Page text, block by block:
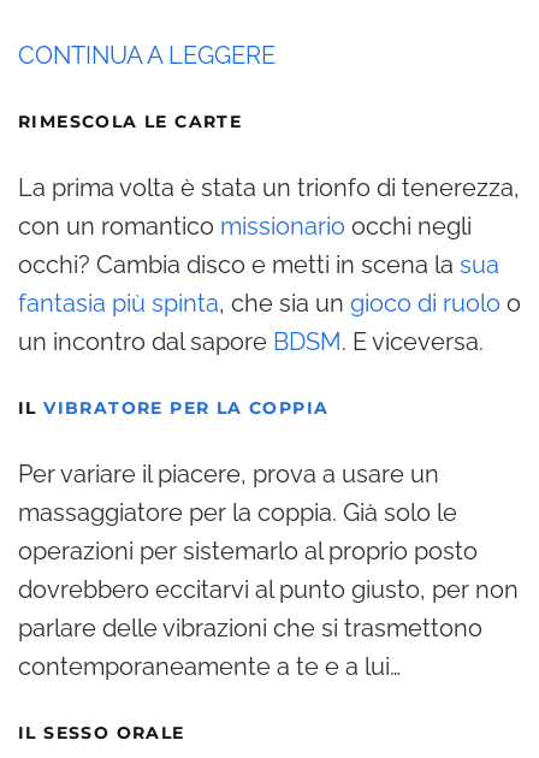
CONTINUA A LEGGERE
RIMESCOLA LE CARTE
La prima volta è stata un trionfo di tenerezza,
con un romantico missionario occhi negli
occhi? Cambia disco e metti in scena la sua
fantasia più spinta, che sia un gioco di ruolo o
un incontro dal sapore BDSM. E viceversa.
ILVIBRATORE PER LA COPPIA
Per variare il piacere, prova a usare un
massaggiatore per la coppia. Già solo le
operazioni per sistemarlo al proprio posto
dovrebbero eccitarvi al punto giusto, per non
parlare delle vibrazioni che si trasmettono
contemporaneamente a te e a lui…
IL SESSO ORALE